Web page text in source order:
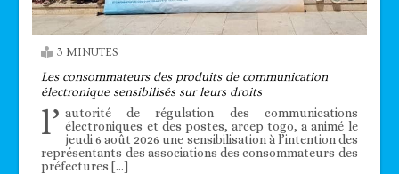
3 MINUTES
Les consommateurs des produits de communication
électronique sensibilisés sur leurs droits
l’ autorité de régulation des communications
électroniques et des postes, arcep togo, a animé le
jeudi 6 août 2026 une sensibilisation à l’intention des
représentants des associations des consommateurs des
préfectures […]